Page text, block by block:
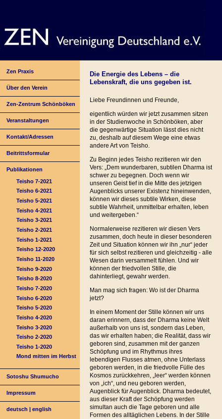
Zen Praxis
Über den Verein
Zen-Zentrum Schönböken
Veranstaltungen
Kontakt/Adressen
Beitrittsformular
Publikationen
Teisho 7-2021
Teisho 6-2021
Teisho 5-2021
Teisho 4-2021
Teisho 3-2021
Teisho 2-2021
Teisho 1-2021
Teisho 12-2020
Teisho 11-2020
Teisho 9-2020
Teisho 8-2020
Teisho 7-2020
Teisho 6-2020
Teisho 5-2020
Teisho 4-2020
Teisho 3-2020
Teisho 2-2020
Teisho 1-2020
Mond mitten im Herbst
Sotoshu Shumucho
Impressum
deutsch |english
Die Energie des Lebens – die
Lebenskraft, die uns gegeben ist.
Liebe Freundinnen und Freunde,
eigentlich würden wir jetzt zusammen sitzen
in der Studienwoche in Schönböken, aber
die gegenwärtige Situation lässt dies nicht
zu, deshalb auf diesem Wege eine etwas
andere Art von Teisho.
Zu Beginn jedes Teisho rezitieren wir den
Vers: „Dem wunderbaren, subtilen Dharma ist
schwer zu begegnen. Doch wenn wir
unseren Geist tief in die Mitte des jetzigen
Augenblicks unserer Existenz hineinwenden,
können wir dieses subtile Wirken, diese
subtile Wahrheit, unmittelbar erhalten, leben
und weitergeben.“
Normalerweise rezitieren wir diesen Vers
zusammen, doch heute in dieser besonderen
Zeit und Situation können wir ihn „nur“ jeder
für sich selbst rezitieren und gleichzeitig - alle
Wesen darin versammelt fühlen. Und wir
können der friedvollen Stille, die
dahinterliegt, gewahr werden.
Man mag sich fragen: Wo ist der Dharma
jetzt?
In einem Moment der Stille können wir uns
daran erinnern, dass der Dharma keine Welt
außerhalb von uns ist, sondern das Leben,
das wir erhalten haben; die Realität, dass wir
geboren sind, zusammen mit der ganzen
Schöpfung und im Rhythmus ihres
lebendigen Flusses atmen, ohne Unterlass
geboren werden, in die friedvolle Fülle des
Kosmos zurückkehren, „leer“ werden können
von „ich“, und neu geboren werden,
Augenblick für Augenblick. Dharma bedeutet,
aus dieser Kraft der Schöpfung werden
simultan auch die Tage geboren und alle
Formen des alltäglichen Lebens. In der Stille